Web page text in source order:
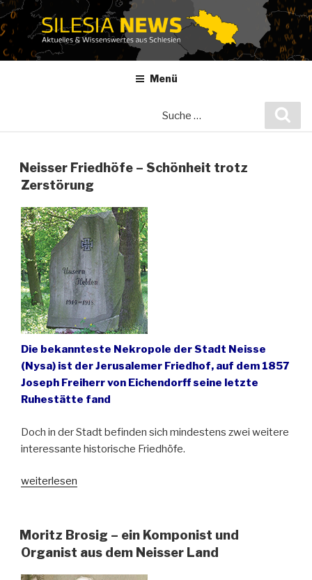
Zum
Inhalt
springen
Menü
Neisser Friedhöfe – Schönheit trotz
Zerstörung
Die bekannteste Nekropole der Stadt Neisse
(Nysa) ist der Jerusalemer Friedhof, auf dem 1857
Joseph Freiherr von Eichendorff seine letzte
Ruhestätte fand
Doch in der Stadt befinden sich mindestens zwei weitere
interessante historische Friedhöfe.
„Neisser
Schönheit
trotz
weiterlesen
Moritz Brosig – ein Komponist und
Organist aus dem Neisser Land